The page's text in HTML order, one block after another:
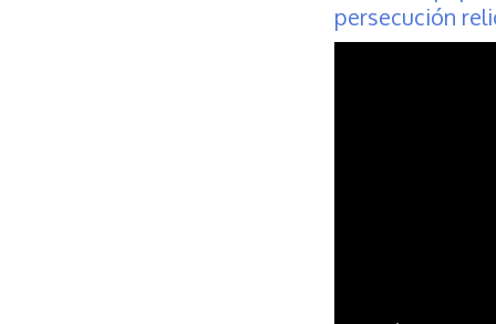
persecución